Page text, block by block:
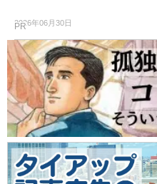
2026年06月30日
PR